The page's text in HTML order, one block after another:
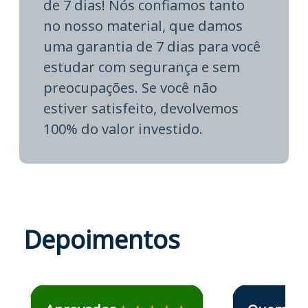
de 7 dias! Nós confiamos tanto
no nosso material, que damos
uma garantia de 7 dias para você
estudar com segurança e sem
preocupações. Se você não
estiver satisfeito, devolvemos
100% do valor investido.
Depoimentos
Estudante José recomenda o Aprova Concursos emEstudante Elais